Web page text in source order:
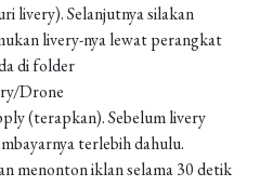
livery). Selanjutnya silakan
livery-nya lewat perangkat
di folder
Drone
(terapkan). Sebelum livery
terlebih dahulu.
menonton iklan selama 30 detik